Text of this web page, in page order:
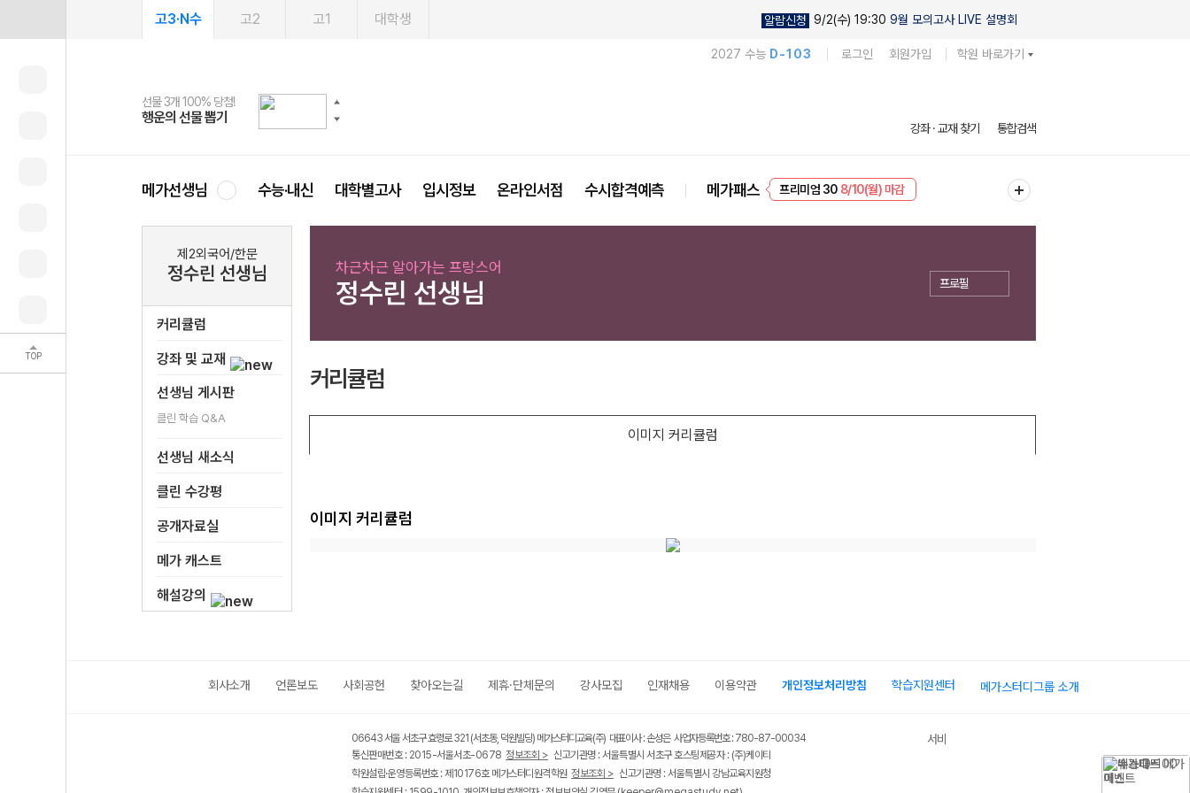
TOP
고3·N수 고2 고1 대학생 알람신청 9/2(수) 19:30 9월 모의고사 LIVE 설명회
2027 수능 D-103 로그인 회원가입 학원 바로가기
선물 3개 100% 당첨!
행운의 선물 뽑기
선물 100% 증정!
메가스터디 X 올리브
여름방학 스터디 캐시백
메가런 썸머스쿨
2027 러셀 단과
강사 공개선발
스마트러닝앱
설문 EVENT
메가패스
3일 무료 체험권
메가패스 수강생 무료혜택!
메가클럽 멤버십
사회공헌 캠페인
희망이룸 메가나눔
강좌 · 교재 찾기 통합검색
메가선생님 수능·내신 대학별고사 입시정보 온라인서점 수시합격예측 메가패스
프리미엄 30 8/10(월) 마감
제2외국어/한문
정수린 선생님
커리큘럼
강좌 및 교재
선생님 게시판
클린 학습 Q&A
선생님 새소식
클린 수강평
공개자료실
메가 캐스트
해설강의
차근차근 알아가는 프랑스어
정수린 선생님 프로필
커리큘럼
이미지 커리큘럼
이미지 커리큘럼
회사소개 언론보도 사회공헌 찾아오는길 제휴·단체문의 강사모집 인재채용 이용약관 개인정보처리방침 학습지원센터 메가스터디그룹 소개
06643 서울 서초구 효령로 321 (서초동, 덕원빌딩) 메가스터디교육(주) 대표이사 : 손성은 사업자등록번호 : 780-87-00034
통신판매번호 : 2015-서울서초-0678 정보조회 > 신고기관명 : 서울특별시 서초구 호스팅제공자 : (주)케이티
학원설립·운영등록번호 : 제10176호 메가스터디원격학원 정보조회 > 신고기관명 : 서울특별시 강남교육지원청
서비스 가입사실 확인